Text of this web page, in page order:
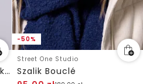
Szalik Loop w jednolitym kolorze
-50%
Street One Studio
Szalik Bouclé